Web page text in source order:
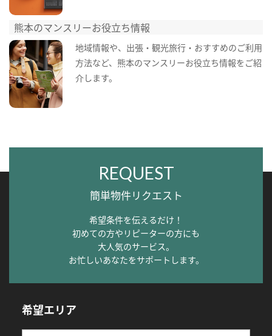
熊本のマンスリーお役立ち情報
地域情報や、出張・観光旅行・おすすめのご利用
方法など、熊本のマンスリーお役立ち情報をご紹
介します。
REQUEST
簡単物件リクエスト
希望条件を伝えるだけ！
初めての方やリピーターの方にも
大人気のサービス。
お忙しいあなたをサポートします。
希望エリア